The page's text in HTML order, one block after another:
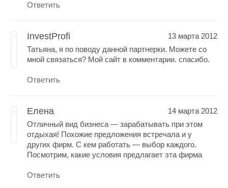
Ответить
InvestProfi
13 марта 2012
Татьяна, я по поводу данной партнерки. Можете со
мной связаться? Мой сайт в комментарии. спасибо.
Ответить
Елена
14 марта 2012
Отличный вид бизнеса — зарабатывать при этом
отдыхая! Похожие предложения встречала и у
других фирм. С кем работать — выбор каждого.
Посмотрим, какие условия предлагает эта фирма
Ответить